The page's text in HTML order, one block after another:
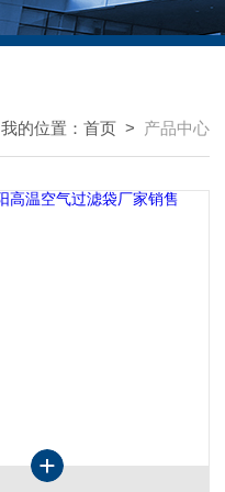
我的位置： 首页 > 产品中心